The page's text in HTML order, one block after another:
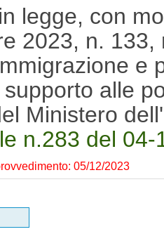
legge, con
2023, n.
e
alle
Ministero
n.283 del 04-
05/12/2023